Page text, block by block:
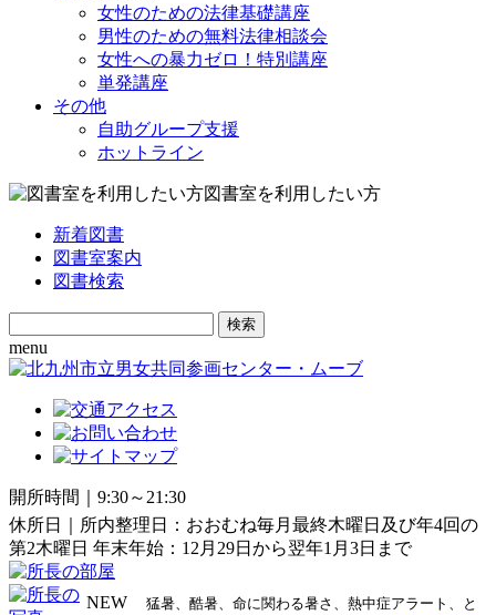
女性のための法律基礎講座
男性のための無料法律相談会
女性への暴力ゼロ！特別講座
単発講座
その他
自助グループ支援
ホットライン
図書室を利用したい方
新着図書
図書室案内
図書検索
Search
for:
menu
開所時間｜9:30～21:30
休所日｜所内整理日：おおむね毎月最終木曜日及び年4回の
第2木曜日 年末年始：12月29日から翌年1月3日まで
NEW
猛暑、酷暑、命に関わる暑さ、熱中症アラート、と